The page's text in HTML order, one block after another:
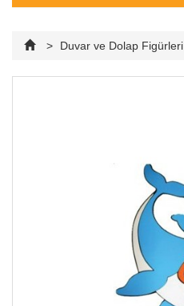
> Duvar ve Dolap Figürleri